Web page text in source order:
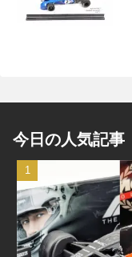
今日の人気記事